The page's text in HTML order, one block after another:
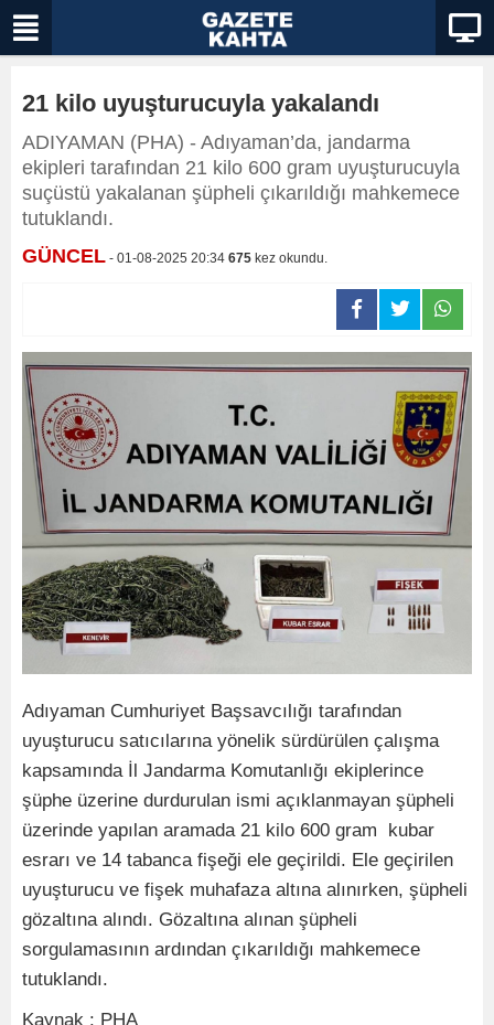
21 kilo uyuşturucuyla yakalandı
ADIYAMAN (PHA) - Adıyaman’da, jandarma
ekipleri tarafından 21 kilo 600 gram uyuşturucuyla
suçüstü yakalanan şüpheli çıkarıldığı mahkemece
tutuklandı.
GÜNCEL - 01-08-2025 20:34 675 kez okundu.
Adıyaman Cumhuriyet Başsavcılığı tarafından
uyuşturucu satıcılarına yönelik sürdürülen çalışma
kapsamında İl Jandarma Komutanlığı ekiplerince
şüphe üzerine durdurulan ismi açıklanmayan şüpheli
üzerinde yapılan aramada 21 kilo 600 gram kubar
esrarı ve 14 tabanca fişeği ele geçirildi. Ele geçirilen
uyuşturucu ve fişek muhafaza altına alınırken, şüpheli
gözaltına alındı. Gözaltına alınan şüpheli
sorgulamasının ardından çıkarıldığı mahkemece
tutuklandı.
Kaynak : PHA